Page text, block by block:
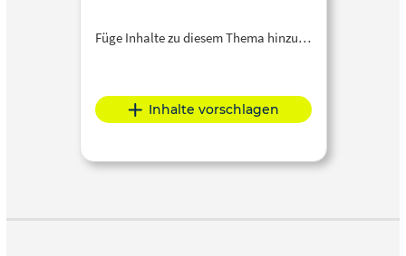
Füge Inhalte zu diesem Thema hinzu…
Inhalte vorschlagen